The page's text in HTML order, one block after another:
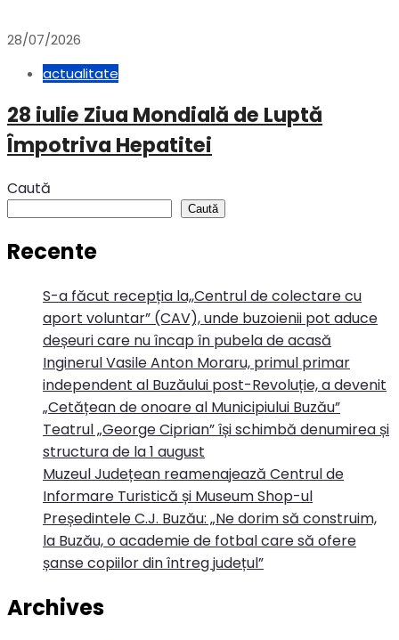
28/07/2026
actualitate
28 iulie Ziua Mondială de Luptă
Împotriva Hepatitei
Caută
Caută
Recente
S-a făcut recepția la,,Centrul de colectare cu
aport voluntar” (CAV), unde buzoienii pot aduce
deșeuri care nu încap în pubela de acasă
Inginerul Vasile Anton Moraru, primul primar
independent al Buzăului post-Revoluție, a devenit
„Cetățean de onoare al Municipiului Buzău”
Teatrul „George Ciprian” își schimbă denumirea și
structura de la 1 august
Muzeul Județean reamenajează Centrul de
Informare Turistică și Museum Shop-ul
Președintele C.J. Buzău: „Ne dorim să construim,
la Buzău, o academie de fotbal care să ofere
șanse copiilor din întreg județul”
Archives